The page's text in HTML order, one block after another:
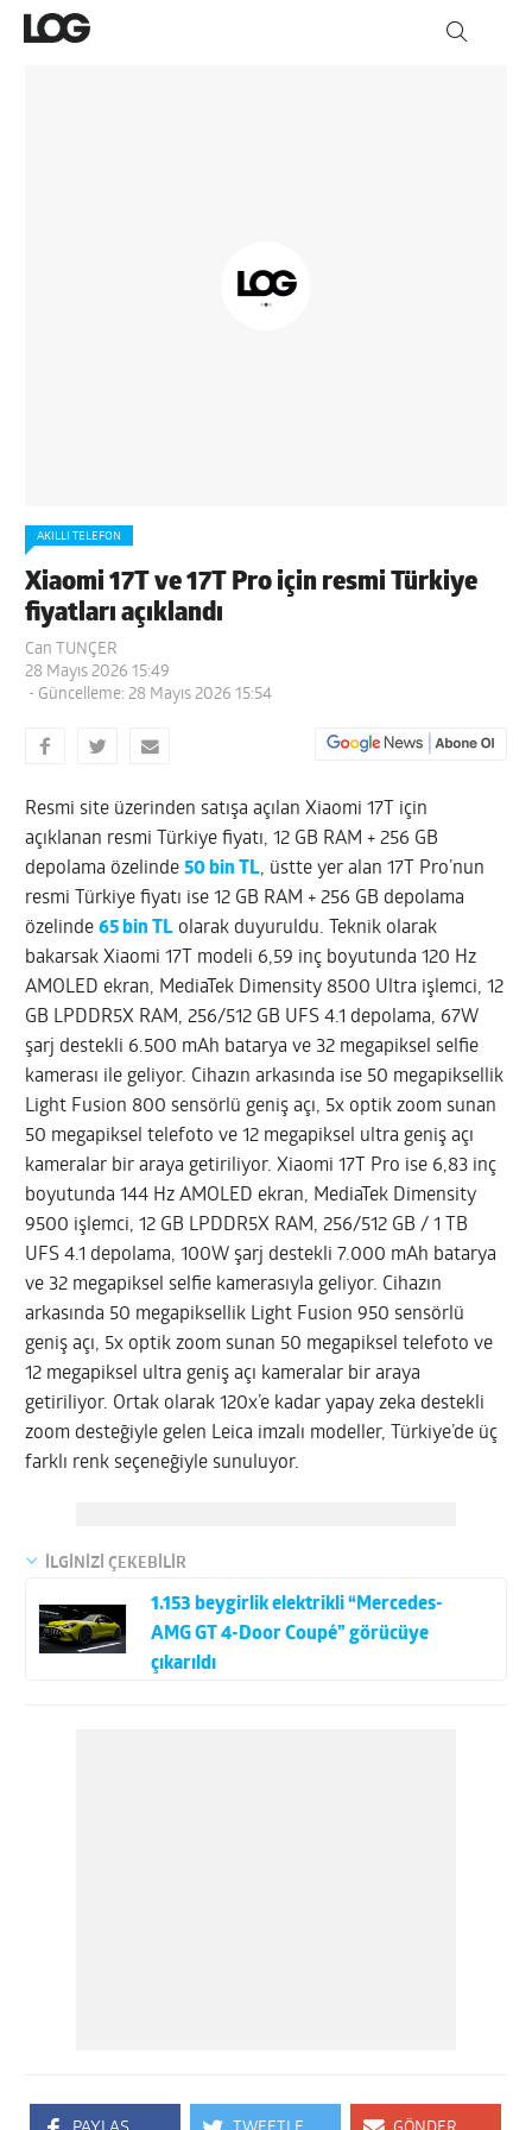
AKILLI TELEFON
Xiaomi 17T ve 17T Pro için resmi Türkiye
fiyatları açıklandı
Can TUNÇER
28 Mayıs 2026 15:49
- Güncelleme: 28 Mayıs 2026 15:54
Resmi site üzerinden satışa açılan Xiaomi 17T için
açıklanan resmi Türkiye fiyatı, 12 GB RAM + 256 GB
depolama özelinde50 bin TL, üstte yer alan 17T Pro’nun
resmi Türkiye fiyatı ise 12 GB RAM + 256 GB depolama
özelinde65 bin TL olarak duyuruldu. Teknik olarak
bakarsak Xiaomi 17T modeli 6,59 inç boyutunda 120 Hz
AMOLED ekran, MediaTek Dimensity 8500 Ultra işlemci, 12
GB LPDDR5X RAM, 256/512 GB UFS 4.1 depolama, 67W
şarj destekli 6.500 mAh batarya ve 32 megapiksel selfie
kamerası ile geliyor. Cihazın arkasında ise 50 megapiksellik
Light Fusion 800 sensörlü geniş açı, 5x optik zoom sunan
50 megapiksel telefoto ve 12 megapiksel ultra geniş açı
kameralar bir araya getiriliyor. Xiaomi 17T Pro ise 6,83 inç
boyutunda 144 Hz AMOLED ekran, MediaTek Dimensity
9500 işlemci, 12 GB LPDDR5X RAM, 256/512 GB / 1 TB
UFS 4.1 depolama, 100W şarj destekli 7.000 mAh batarya
ve 32 megapiksel selfie kamerasıyla geliyor. Cihazın
arkasında 50 megapiksellik Light Fusion 950 sensörlü
geniş açı, 5x optik zoom sunan 50 megapiksel telefoto ve
12 megapiksel ultra geniş açı kameralar bir araya
getiriliyor. Ortak olarak 120x’e kadar yapay zeka destekli
zoom desteğiyle gelen Leica imzalı modeller, Türkiye’de üç
farklı renk seçeneğiyle sunuluyor.
İLGİNİZİ ÇEKEBİLİR
1.153 beygirlik elektrikli “Mercedes-
AMG GT 4-Door Coupé” görücüye
çıkarıldı